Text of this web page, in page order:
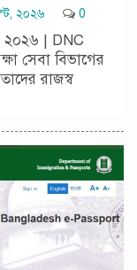
২০২৬ 0
২০২৬ | DNC
সেবা বিভাগের
রাজস্ব